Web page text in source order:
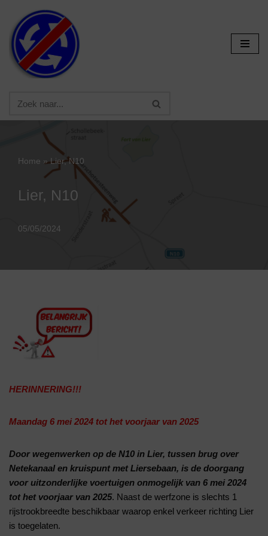
Ga
naar
de
inhoud
Home »Lier, N10
Lier, N10
05/05/2024
HERINNERING!!!
Maandag 6 mei 2024 tot het voorjaar van 2025
Door wegenwerken op de N10 in Lier, tussen brug over
Netekanaal en kruispunt met Liersebaan, is de doorgang
voor uitzonderlijke voertuigen onmogelijk van 6 mei 2024
tot het voorjaar van 2025. Naast de werfzone is slechts 1
rijstrookbreedte beschikbaar waarop enkel verkeer richting Lier
is toegelaten.